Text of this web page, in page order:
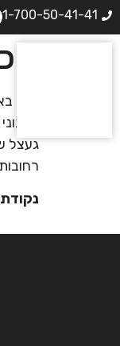
1-700-50-41-41
געצל